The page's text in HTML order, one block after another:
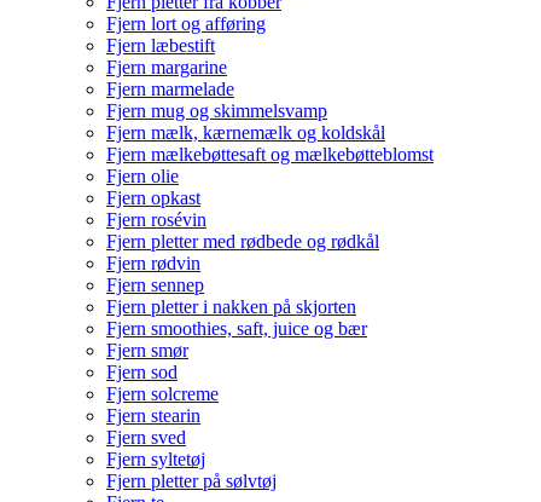
Fjern lort og afføring
Fjern læbestift
Fjern margarine
Fjern marmelade
Fjern mug og skimmelsvamp
Fjern mælk, kærnemælk og koldskål
Fjern mælkebøttesaft og mælkebøtteblomst
Fjern olie
Fjern opkast
Fjern rosévin
Fjern pletter med rødbede og rødkål
Fjern rødvin
Fjern sennep
Fjern pletter i nakken på skjorten
Fjern smoothies, saft, juice og bær
Fjern smør
Fjern sod
Fjern solcreme
Fjern stearin
Fjern sved
Fjern syltetøj
Fjern pletter på sølvtøj